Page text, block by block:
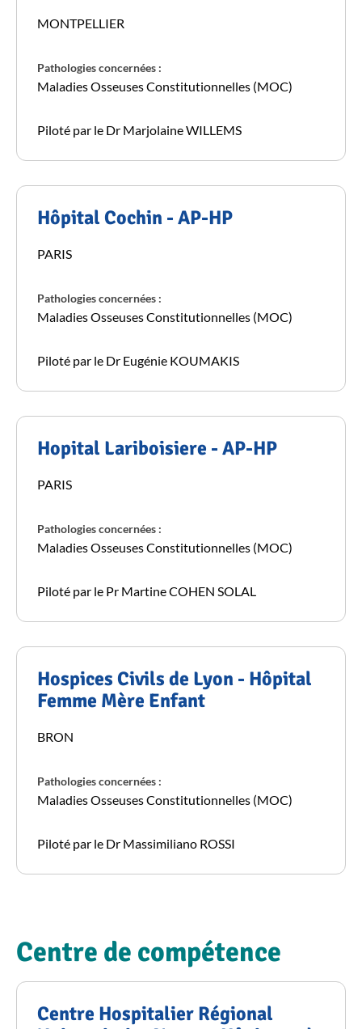
MONTPELLIER
Pathologies concernées :
Maladies Osseuses Constitutionnelles (MOC)
Piloté par le Dr Marjolaine WILLEMS
Hôpital Cochin - AP-HP
PARIS
Pathologies concernées :
Maladies Osseuses Constitutionnelles (MOC)
Piloté par le Dr Eugénie KOUMAKIS
Hopital Lariboisiere - AP-HP
PARIS
Pathologies concernées :
Maladies Osseuses Constitutionnelles (MOC)
Piloté par le Pr Martine COHEN SOLAL
Hospices Civils de Lyon - Hôpital
Femme Mère Enfant
BRON
Pathologies concernées :
Maladies Osseuses Constitutionnelles (MOC)
Piloté par le Dr Massimiliano ROSSI
Centre de compétence
Centre Hospitalier Régional